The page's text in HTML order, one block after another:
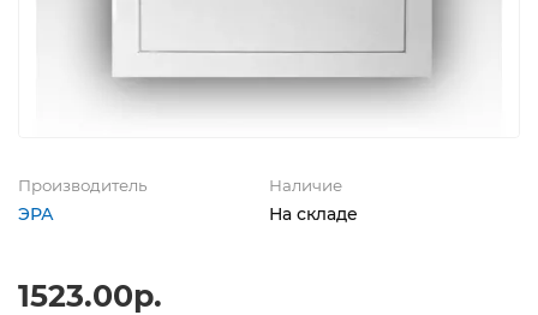
Производитель
ЭРА
Наличие
На складе
1523.00р.